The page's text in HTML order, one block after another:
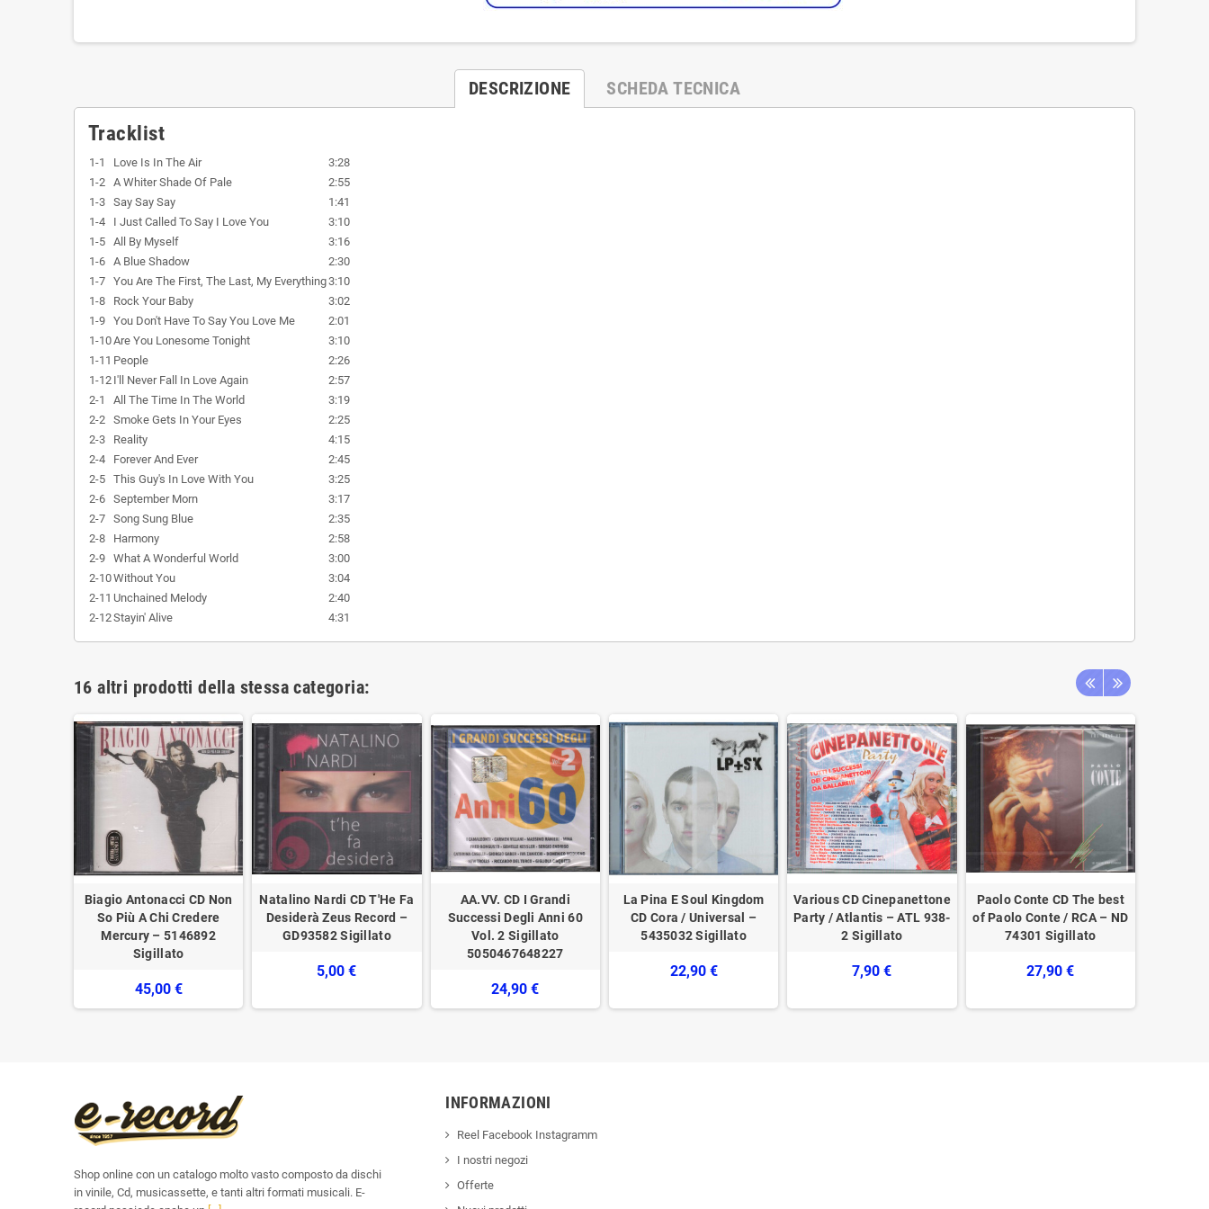
DESCRIZIONE SCHEDA TECNICA
Tracklist
1-1 Love Is In The Air
3:28
1-2 A Whiter Shade Of Pale
2:55
1-3 Say Say Say
1:41
1-4
I Just Called To Say I Love You
3:10
1-5 All By Myself
3:16
1-6 A Blue Shadow
2:30
1-7 You Are The First, The Last, My Everything3:10
1-8
Rock Your Baby
3:02
1-9 You Don't Have To Say You Love Me
2:01
1-10Are You Lonesome Tonight
3:10
1-11 People
2:26
1-12 I'll Never Fall In Love Again
2:57
2-1
All The Time In The World
3:19
2-2 Smoke Gets In Your Eyes
2:25
2-3
Reality
4:15
2-4
Forever And Ever
2:45
2-5 This Guy's In Love With You
3:25
2-6 September Morn
3:17
2-7 Song Sung Blue
2:35
2-8
Harmony
2:58
2-9 What A Wonderful World
3:00
2-10Without You
3:04
2-11 Unchained Melody
2:40
2-12Stayin' Alive 4:31
16 altri prodotti della stessa categoria:
Biagio Antonacci CD Non
So Più A Chi Credere
Mercury – 5146892
Sigillato
45,00 €
Natalino Nardi CD T'He Fa
Desiderà Zeus Record –
GD93582 Sigillato
5,00 €
AA.VV. CD I Grandi
Successi Degli Anni 60
Vol. 2 Sigillato
5050467648227
24,90 €
La Pina E Soul Kingdom
CD Cora / Universal –
5435032 Sigillato
22,90 €
Various CD Cinepanettone
Party / Atlantis – ATL 938-
2 Sigillato
7,90 €
Paolo Conte CD The best
of Paolo Conte / RCA ‎– ND
74301 Sigillato
27,90 €
Shop online con un catalogo molto vasto composto da dischi
in vinile, Cd, musicassette, e tanti altri formati musicali. E-
INFORMAZIONI
Reel Facebook Instagramm
I nostri negozi
Offerte